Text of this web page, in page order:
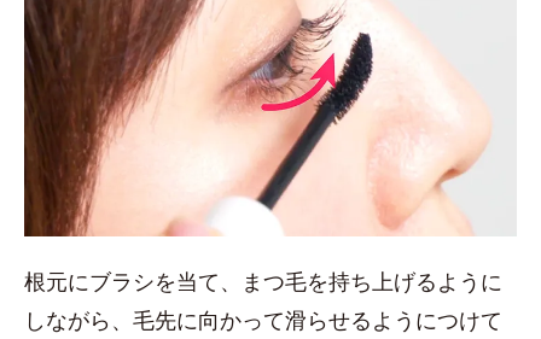
根元にブラシを当て、まつ毛を持ち上げるように
しながら、毛先に向かって滑らせるようにつけて